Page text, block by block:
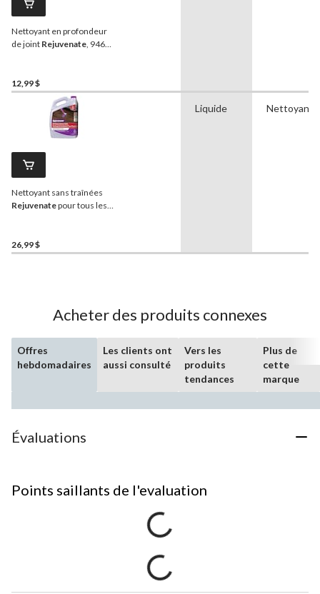
Nettoyant en profondeur
de joint Rejuvenate , 946
12,99 $
Nettoyant sans traînées
Rejuvenatepour tous les
26,99 $
Liquide Nettoyant
Acheter des produits connexes
Offres
hebdomadaires
Les clients ont
aussi consulté
Vers les
produits
tendances
Plus de
cette
marque
Évaluations
Points saillants de l'evaluation